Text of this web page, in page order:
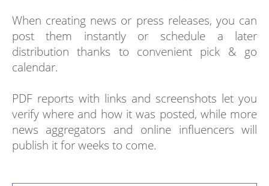
When creating news or press releases, you can
post them instantly or schedule a later
distribution thanks to convenient pick & go
calendar.
PDF reports with links and screenshots let you
verify where and how it was posted, while more
news aggregators and online influencers will
publish it for weeks to come.